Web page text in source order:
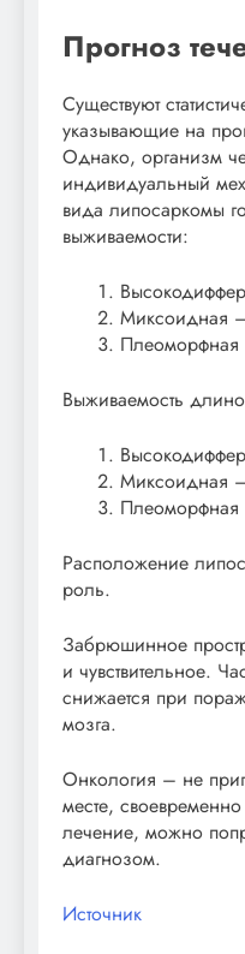
Прогноз
Существуют
указывающие на
Однако, организм
индивидуальный
вида липосаркомы
выживаемости:
Миксоидная
Выживаемость
Миксоидная
Расположение
роль.
Забрюшинное
и чувствительное.
снижается при
мозга.
Онкология – не
месте,
лечение, можно
диагнозом.
Источник